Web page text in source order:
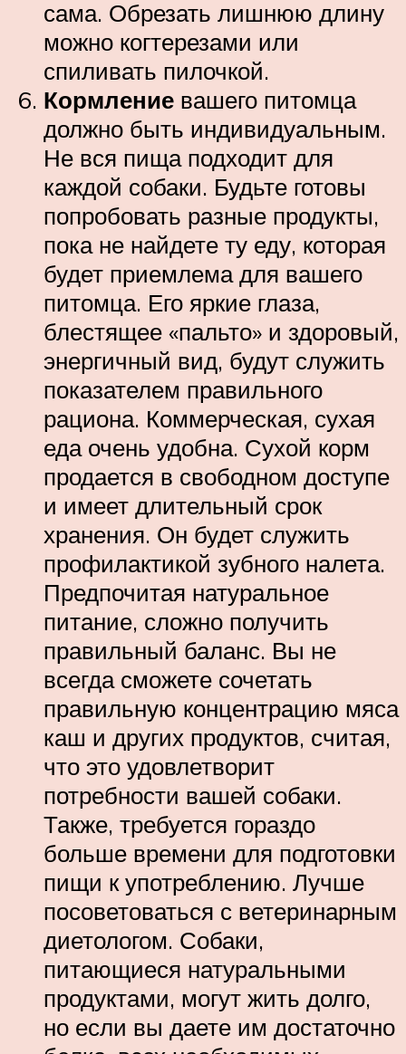
сама. Обрезать лишнюю длину
можно когтерезами или
спиливать пилочкой.
Кормление вашего питомца
должно быть индивидуальным.
Не вся пища подходит для
каждой собаки. Будьте готовы
попробовать разные продукты,
пока не найдете ту еду, которая
будет приемлема для вашего
питомца. Его яркие глаза,
блестящее «пальто» и здоровый,
энергичный вид, будут служить
показателем правильного
рациона. Коммерческая, сухая
еда очень удобна. Сухой корм
продается в свободном доступе
и имеет длительный срок
хранения. Он будет служить
профилактикой зубного налета.
Предпочитая натуральное
питание, сложно получить
правильный баланс. Вы не
всегда сможете сочетать
правильную концентрацию мяса
каш и других продуктов, считая,
что это удовлетворит
потребности вашей собаки.
Также, требуется гораздо
больше времени для подготовки
пищи к употреблению. Лучше
посоветоваться с ветеринарным
диетологом. Собаки,
питающиеся натуральными
продуктами, могут жить долго,
но если вы даете им достаточно